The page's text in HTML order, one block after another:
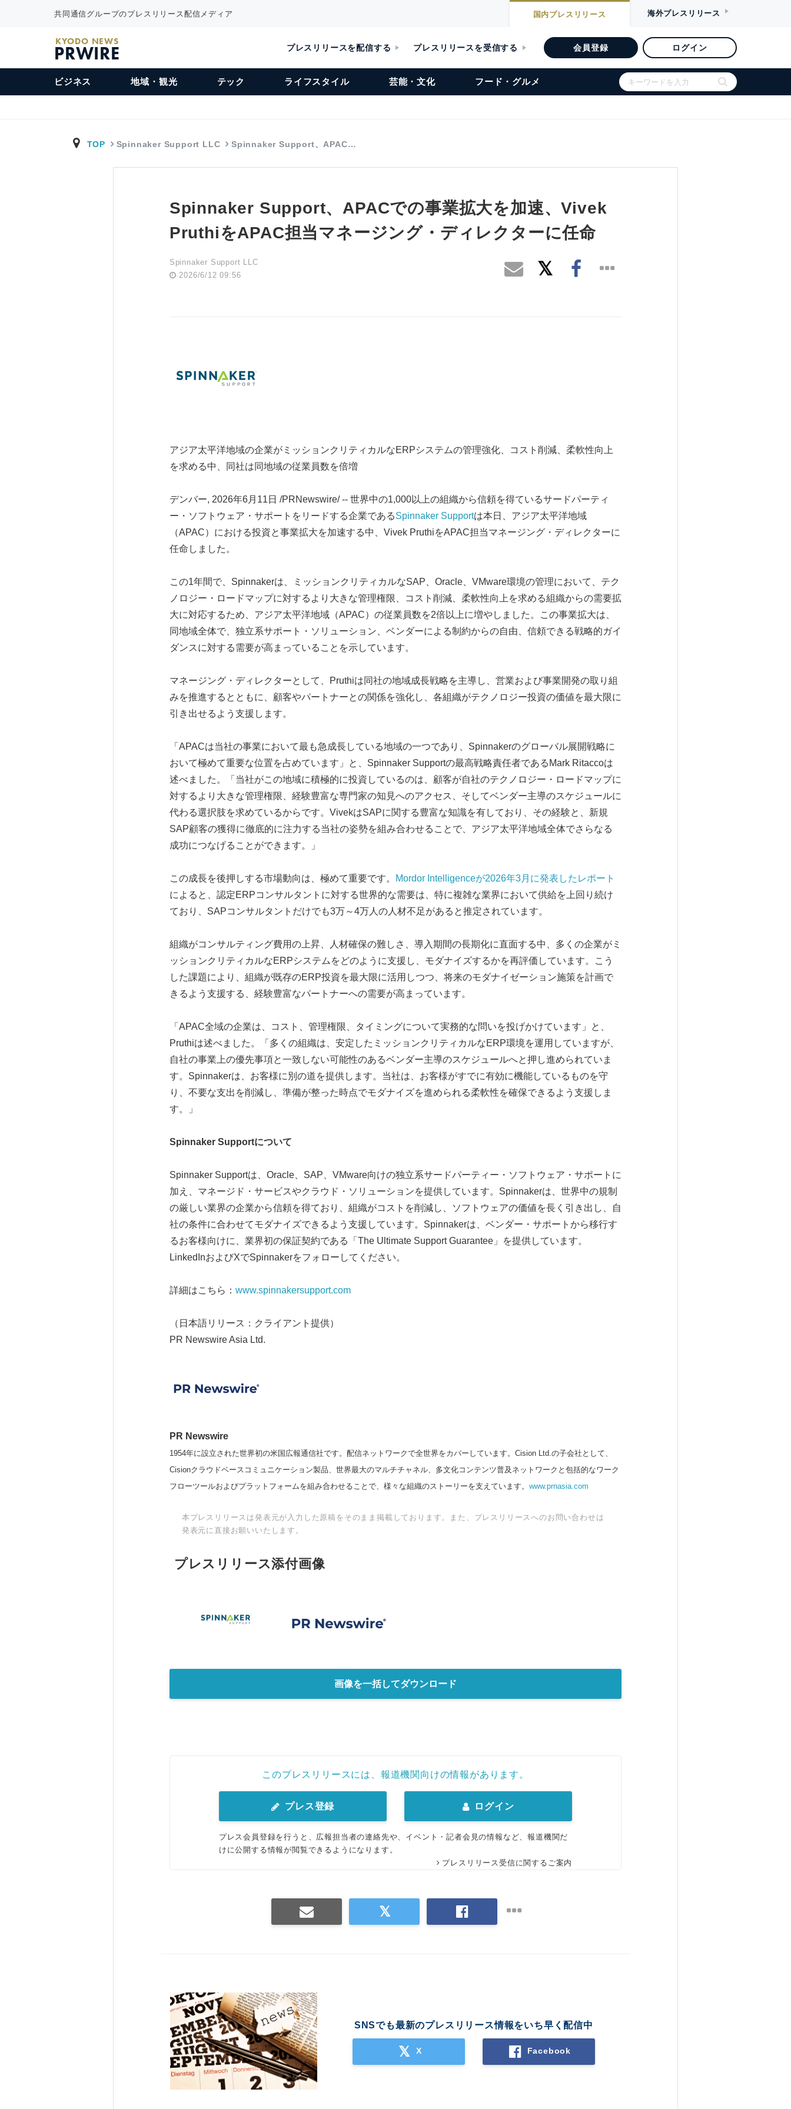
共同通信グループのプレスリリース配信メディア 国内プレスリリース 海外プレスリリース
KYODO NEWS
PRWIRE プレスリリースを配信する プレスリリースを受信する 会員登録 ログイン
ビジネス 地域・観光 テック ライフスタイル 芸能・文化 フード・グルメ
TOP Spinnaker Support LLC Spinnaker Support、APAC…
Spinnaker Support、APACでの事業拡大を加速、Vivek
PruthiをAPAC担当マネージング・ディレクターに任命
Spinnaker Support LLC
2026/6/12 09:56
アジア太平洋地域の企業がミッションクリティカルなERPシステムの管理強化、コスト削減、柔軟性向上
を求める中、同社は同地域の従業員数を倍増
デンバー, 2026年6月11日 /PRNewswire/ -- 世界中の1,000以上の組織から信頼を得ているサードパーティ
ー・ソフトウェア・サポートをリードする企業であるSpinnaker Supportは本日、アジア太平洋地域
（APAC）における投資と事業拡大を加速する中、Vivek PruthiをAPAC担当マネージング・ディレクターに
任命しました。
この1年間で、Spinnakerは、ミッションクリティカルなSAP、Oracle、VMware環境の管理において、テク
ノロジー・ロードマップに対するより大きな管理権限、コスト削減、柔軟性向上を求める組織からの需要拡
大に対応するため、アジア太平洋地域（APAC）の従業員数を2倍以上に増やしました。この事業拡大は、
同地域全体で、独立系サポート・ソリューション、ベンダーによる制約からの自由、信頼できる戦略的ガイ
ダンスに対する需要が高まっていることを示しています。
マネージング・ディレクターとして、Pruthiは同社の地域成長戦略を主導し、営業および事業開発の取り組
みを推進するとともに、顧客やパートナーとの関係を強化し、各組織がテクノロジー投資の価値を最大限に
引き出せるよう支援します。
「APACは当社の事業において最も急成長している地域の一つであり、Spinnakerのグローバル展開戦略に
おいて極めて重要な位置を占めています」と、Spinnaker Supportの最高戦略責任者であるMark Ritaccoは
述べました。「当社がこの地域に積極的に投資しているのは、顧客が自社のテクノロジー・ロードマップに
対するより大きな管理権限、経験豊富な専門家の知見へのアクセス、そしてベンダー主導のスケジュールに
代わる選択肢を求めているからです。VivekはSAPに関する豊富な知識を有しており、その経験と、新規
SAP顧客の獲得に徹底的に注力する当社の姿勢を組み合わせることで、アジア太平洋地域全体でさらなる
成功につなげることができます。」
この成長を後押しする市場動向は、極めて重要です。
Mordor Intelligenceが2026年3月に発表したレポート
によると、認定ERPコンサルタントに対する世界的な需要は、特に複雑な業界において供給を上回り続け
ており、SAPコンサルタントだけでも3万～4万人の人材不足があると推定されています。
組織がコンサルティング費用の上昇、人材確保の難しさ、導入期間の長期化に直面する中、多くの企業がミ
ッションクリティカルなERPシステムをどのように支援し、モダナイズするかを再評価しています。こう
した課題により、組織が既存のERP投資を最大限に活用しつつ、将来のモダナイゼーション施策を計画で
きるよう支援する、経験豊富なパートナーへの需要が高まっています。
「APAC全域の企業は、コスト、管理権限、タイミングについて実務的な問いを投げかけています」と、
Pruthiは述べました。「多くの組織は、安定したミッションクリティカルなERP環境を運用していますが、
自社の事業上の優先事項と一致しない可能性のあるベンダー主導のスケジュールへと押し進められていま
す。Spinnakerは、お客様に別の道を提供します。当社は、お客様がすでに有効に機能しているものを守
り、不要な支出を削減し、準備が整った時点でモダナイズを進められる柔軟性を確保できるよう支援しま
す。」
Spinnaker Supportについて
Spinnaker Supportは、Oracle、SAP、VMware向けの独立系サードパーティー・ソフトウェア・サポートに
加え、マネージド・サービスやクラウド・ソリューションを提供しています。Spinnakerは、世界中の規制
の厳しい業界の企業から信頼を得ており、組織がコストを削減し、ソフトウェアの価値を長く引き出し、自
社の条件に合わせてモダナイズできるよう支援しています。Spinnakerは、ベンダー・サポートから移行す
るお客様向けに、業界初の保証契約である「The Ultimate Support Guarantee」を提供しています。
LinkedInおよびXでSpinnakerをフォローしてください。
詳細はこちら： www.spinnakersupport.com
（日本語リリース：クライアント提供）
PR Newswire Asia Ltd.
PR Newswire
1954年に設立された世界初の米国広報通信社です。配信ネットワークで全世界をカバーしています。Cision Ltd.の子会社として、
Cisionクラウドベースコミュニケーション製品、世界最大のマルチチャネル、多文化コンテンツ普及ネットワークと包括的なワーク
フローツールおよびプラットフォームを組み合わせることで、様々な組織のストーリーを支えています。 www.prnasia.com
本プレスリリースは発表元が入力した原稿をそのまま掲載しております。また、プレスリリースへのお問い合わせは
発表元に直接お願いいたします。
プレスリリース添付画像
画像を一括してダウンロード
このプレスリリースには、報道機関向けの情報があります。
プレス登録 ログイン
プレス会員登録を行うと、広報担当者の連絡先や、イベント・記者会見の情報など、報道機関だ
けに公開する情報が閲覧できるようになります。
プレスリリース受信に関するご案内
SNSでも最新のプレスリリース情報をいち早く配信中
X Facebook
Japanese